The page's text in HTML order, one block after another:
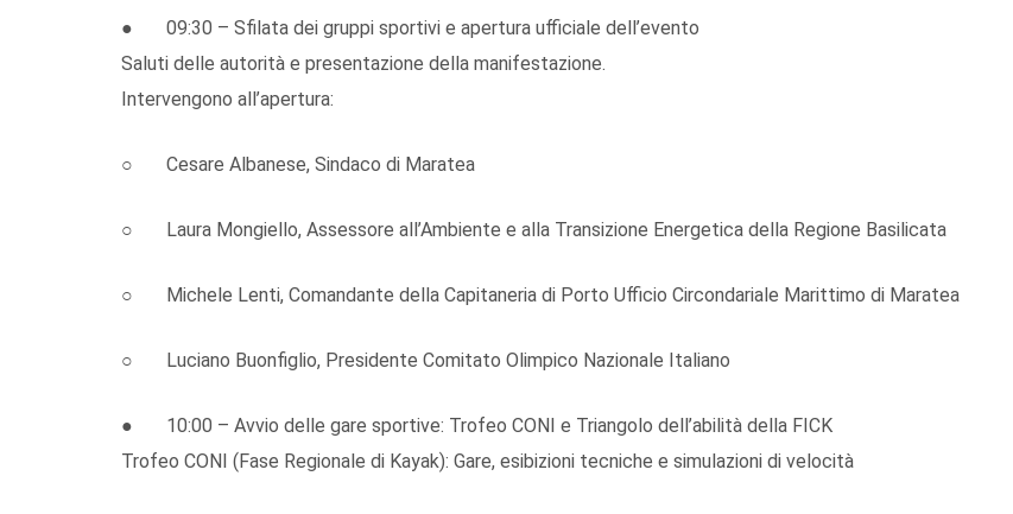
● 09:30 – Sfilata dei gruppi sportivi e apertura ufficiale dell’evento
Saluti delle autorità e presentazione della manifestazione.
Intervengono all’apertura:
○ Cesare Albanese, Sindaco di Maratea
○ Laura Mongiello, Assessore all’Ambiente e alla Transizione Energetica della Regione Basilicata
○ Michele Lenti, Comandante della Capitaneria di Porto Ufficio Circondariale Marittimo di Maratea
○ Luciano Buonfiglio, Presidente Comitato Olimpico Nazionale Italiano
● 10:00 – Avvio delle gare sportive: Trofeo CONI e Triangolo dell’abilità della FICK
Trofeo CONI (Fase Regionale di Kayak): Gare, esibizioni tecniche e simulazioni di velocità